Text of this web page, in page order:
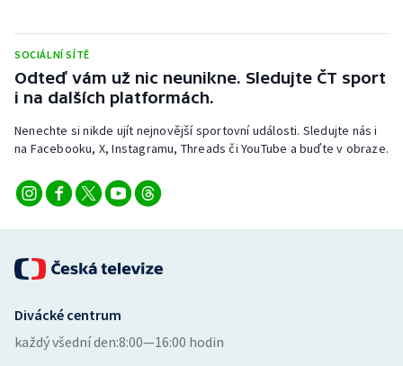
SOCIÁLNÍ SÍTĚ
Odteď vám už nic neunikne. Sledujte ČT sport
i na dalších platformách.
Nenechte si nikde ujít nejnovější sportovní události. Sledujte nás i
na Facebooku, X, Instagramu, Threads či YouTube a buďte v obraze.
Divácké centrum
každý všední den:8:00—16:00 hodin